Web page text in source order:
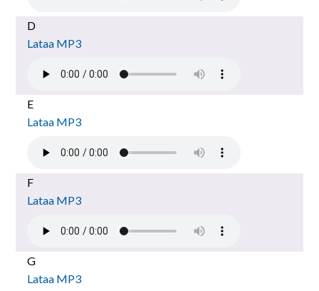
D
Lataa MP3
E
Lataa MP3
F
Lataa MP3
G
Lataa MP3